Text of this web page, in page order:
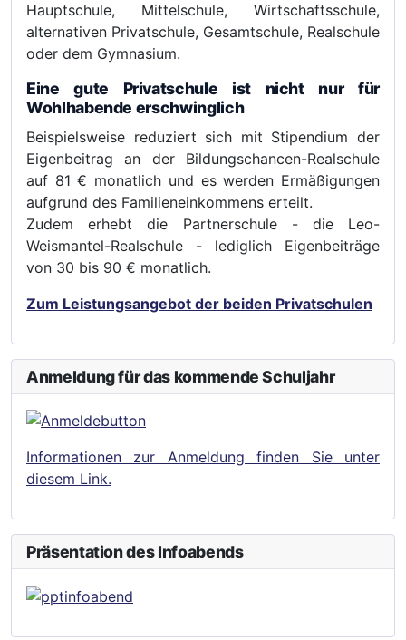
Hauptschule, Mittelschule, Wirtschaftsschule,
alternativen Privatschule, Gesamtschule, Realschule
oder dem Gymnasium.
Eine gute Privatschule ist nicht nur für
Wohlhabende erschwinglich
Beispielsweise reduziert sich mit Stipendium der
Eigenbeitrag an der Bildungschancen-Realschule
auf 81 € monatlich und es werden Ermäßigungen
aufgrund des Familieneinkommens erteilt.
Zudem erhebt die Partnerschule - die Leo-
Weismantel-Realschule - lediglich Eigenbeiträge
von 30 bis 90 € monatlich.
Zum Leistungsangebot der beiden Privatschulen
Anmeldung für das kommende Schuljahr
Informationen zur Anmeldung finden Sie unter
diesem Link.
Präsentation des Infoabends